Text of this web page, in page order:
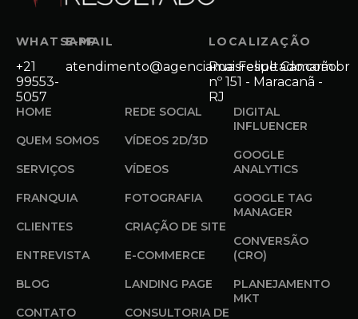
WHATSAPP
+21
99553-
5057
E-MAIL
atendimento@agenciamaisresultado.com.br
LOCALIZAÇÃO
Rua Felipe Camarão
nº 151 - Maracanã -
RJ
HOME
QUEM SOMOS
SERVIÇOS
FRANQUIA
CLIENTES
ENTREVISTA
BLOG
CONTATO
REDE SOCIAL
VÍDEOS 2D/3D
VÍDEOS
FOTOGRAFIA
CRIAÇÃO DE SITE
E-COMMERCE
LANDING PAGE
CONSULTORIA DE
DIGITAL
INFLUENCER
GOOGLE
ANALYTICS
GOOGLE TAG
MANAGER
CONVERSÃO
(CRO)
PLANEJAMENTO
MKT